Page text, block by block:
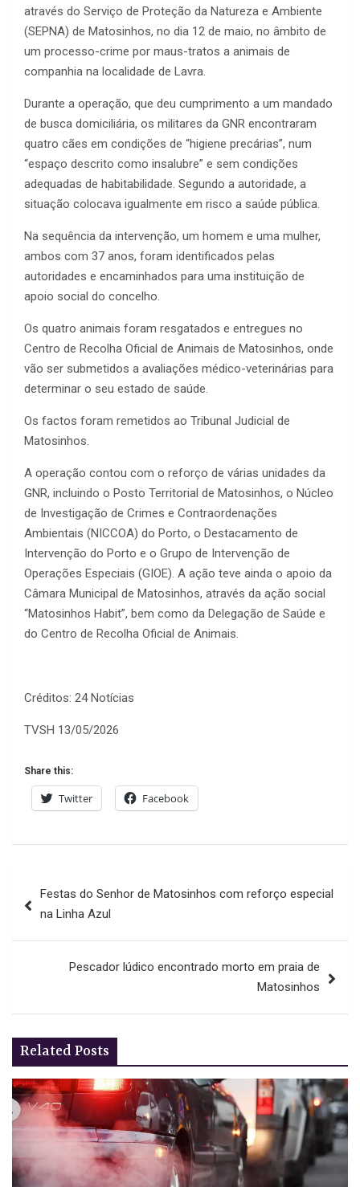
através do Serviço de Proteção da Natureza e Ambiente
(SEPNA) de Matosinhos, no dia 12 de maio, no âmbito de
um processo-crime por maus-tratos a animais de
companhia na localidade de Lavra.
Durante a operação, que deu cumprimento a um mandado
de busca domiciliária, os militares da GNR encontraram
quatro cães em condições de “higiene precárias”, num
“espaço descrito como insalubre” e sem condições
adequadas de habitabilidade. Segundo a autoridade, a
situação colocava igualmente em risco a saúde pública.
Na sequência da intervenção, um homem e uma mulher,
ambos com 37 anos, foram identificados pelas
autoridades e encaminhados para uma instituição de
apoio social do concelho.
Os quatro animais foram resgatados e entregues no
Centro de Recolha Oficial de Animais de Matosinhos, onde
vão ser submetidos a avaliações médico-veterinárias para
determinar o seu estado de saúde.
Os factos foram remetidos ao Tribunal Judicial de
Matosinhos.
A operação contou com o reforço de várias unidades da
GNR, incluindo o Posto Territorial de Matosinhos, o Núcleo
de Investigação de Crimes e Contraordenações
Ambientais (NICCOA) do Porto, o Destacamento de
Intervenção do Porto e o Grupo de Intervenção de
Operações Especiais (GIOE). A ação teve ainda o apoio da
Câmara Municipal de Matosinhos, através da ação social
“Matosinhos Habit”, bem como da Delegação de Saúde e
do Centro de Recolha Oficial de Animais.
Créditos: 24 Notícias
TVSH 13/05/2026
Share this:
Twitter Facebook
de
Festas do Senhor de Matosinhos com reforço especial
na Linha Azul
Pescador lúdico encontrado morto em praia de
Matosinhos
Related Posts